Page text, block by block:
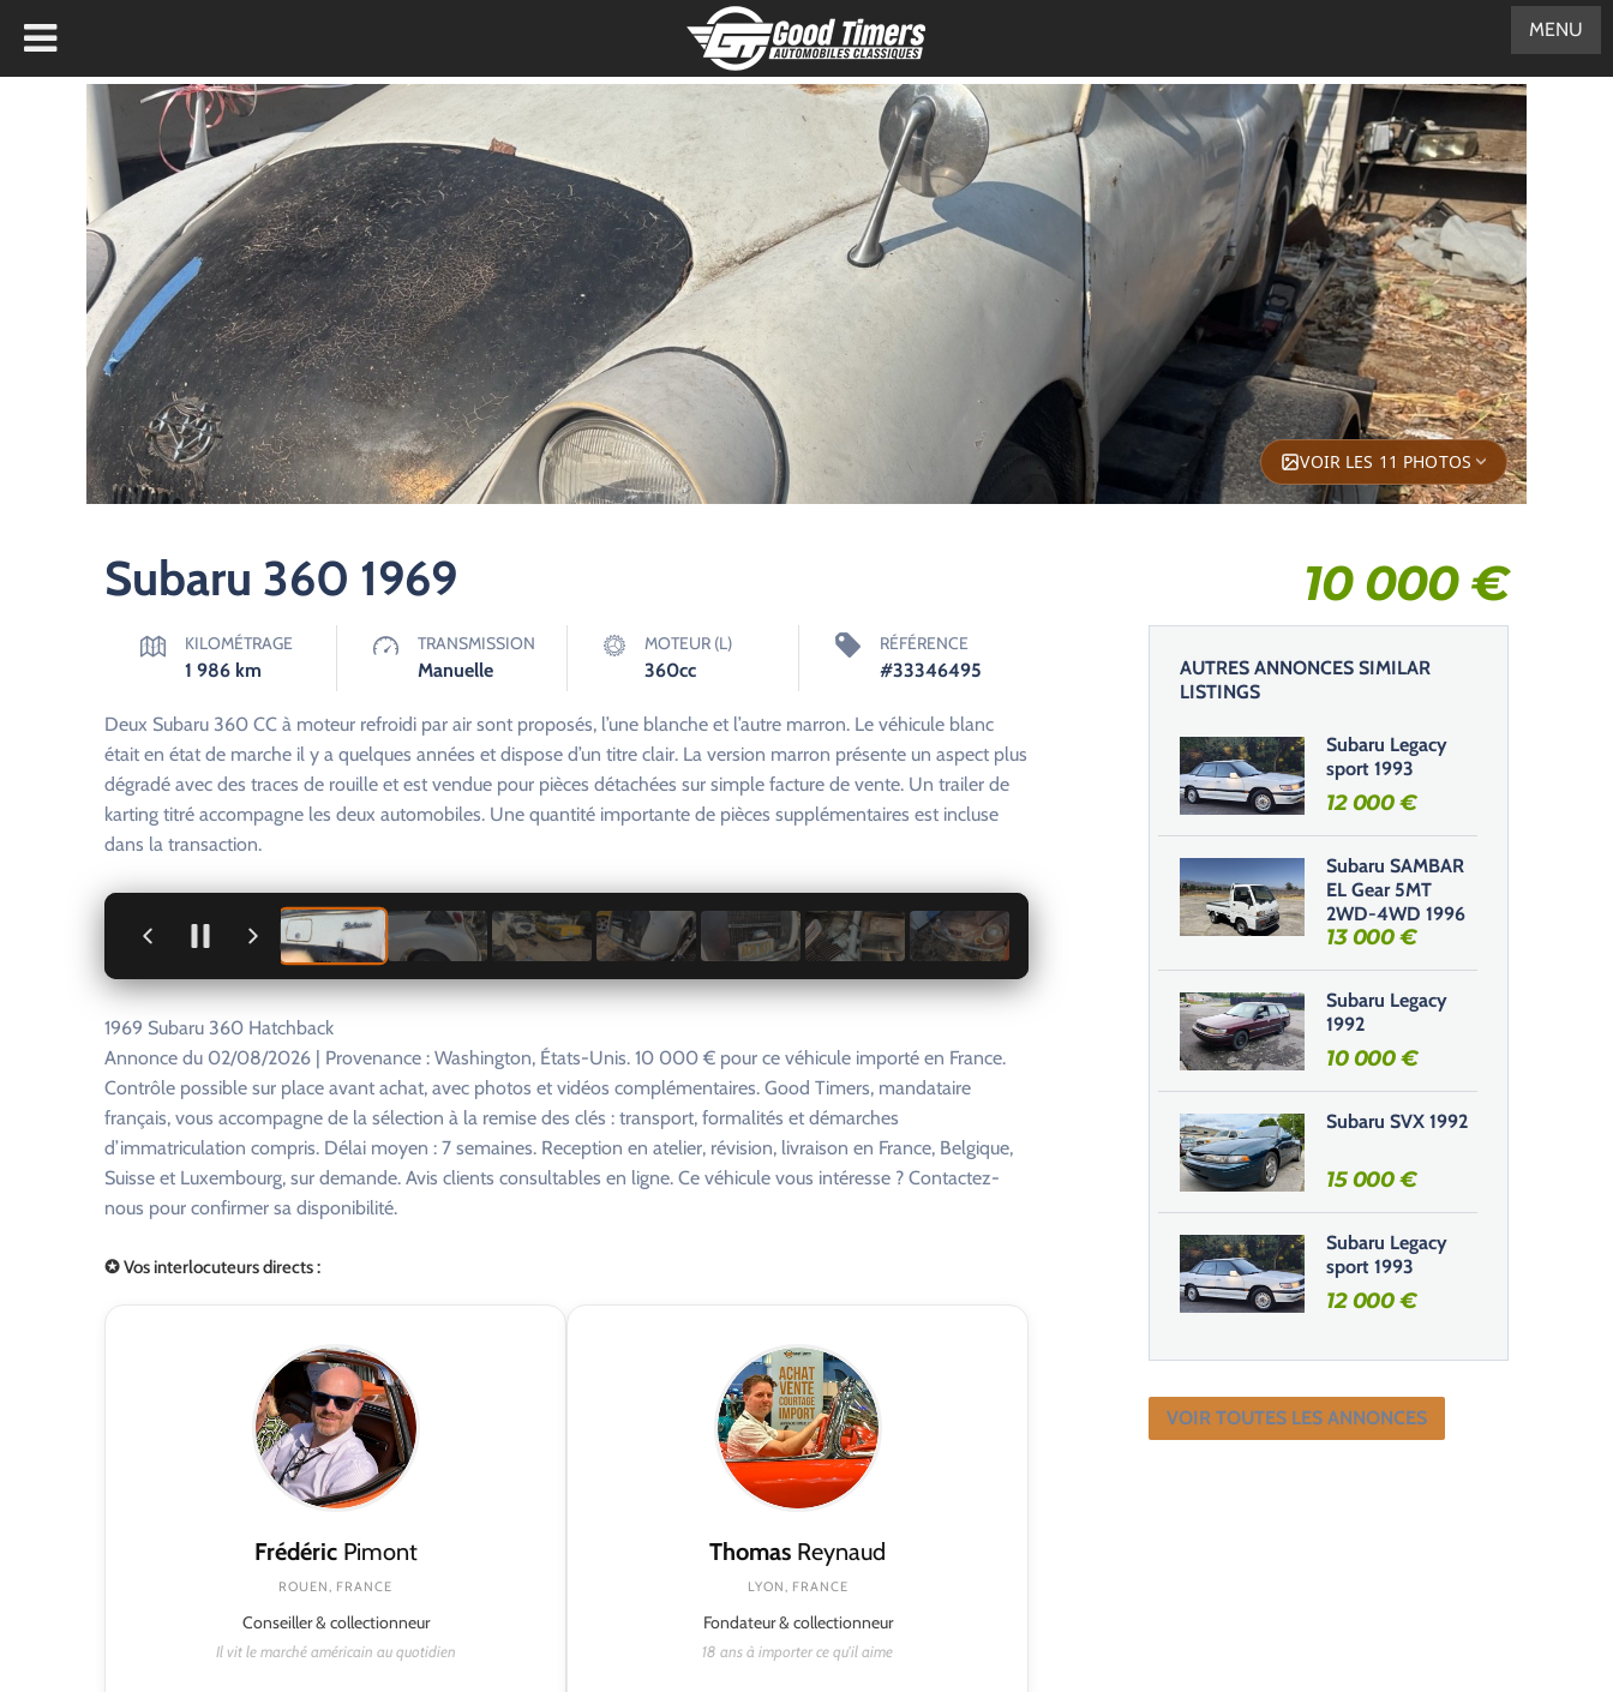
VOIR LES 11 PHOTOS
Subaru 360 1969 10 000€
KILOMÉTRAGE
1 986 km
TRANSMISSION
Manuelle
MOTEUR (L)
360cc
RÉFÉRENCE
#33346495
Deux Subaru 360 CC à moteur refroidi par air sont proposés, l’une blanche et l’autre marron. Le véhicule blanc
était en état de marche il y a quelques années et dispose d’un titre clair. La version marron présente un aspect plus
dégradé avec des traces de rouille et est vendue pour pièces détachées sur simple facture de vente. Un trailer de
karting titré accompagne les deux automobiles. Une quantité importante de pièces supplémentaires est incluse
dans la transaction.
1 / 11
1969 Subaru 360 Hatchback
Annonce du 02/08/2026 | Provenance : Washington, États-Unis. 10 000 € pour ce véhicule importé en France.
Contrôle possible sur place avant achat, avec photos et vidéos complémentaires. Good Timers, mandataire
français, vous accompagne de la sélection à la remise des clés : transport, formalités et démarches
d’immatriculation compris. Délai moyen : 7 semaines. Reception en atelier, révision, livraison en France, Belgique,
Suisse et Luxembourg, sur demande. Avis clients consultables en ligne. Ce véhicule vous intéresse ? Contactez-
nous pour confirmer sa disponibilité.
✪ Vos interlocuteurs directs :
FrédéricPimont
ROUEN, FRANCE
Conseiller & collectionneur
Il vit le marché américain au quotidien
Thomas Reynaud
LYON, FRANCE
Fondateur & collectionneur
18 ans à importer ce qu'il aime
AUTRES ANNONCES SIMILAR
LISTINGS
Subaru Legacy
sport 1993
12 000€
Subaru SAMBAR
EL Gear 5MT
2WD-4WD 1996
13 000€
Subaru Legacy
1992
10 000€
Subaru SVX 1992
15 000€
Subaru Legacy
sport 1993
12 000€
VOIR TOUTES LES ANNONCES
MENU